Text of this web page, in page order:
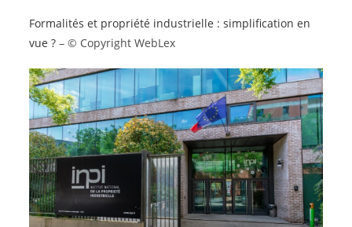
Formalités et propriété industrielle : simplification en
vue ? – © Copyright WebLex